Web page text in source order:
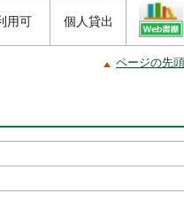
用可 個人貸出
ページの先